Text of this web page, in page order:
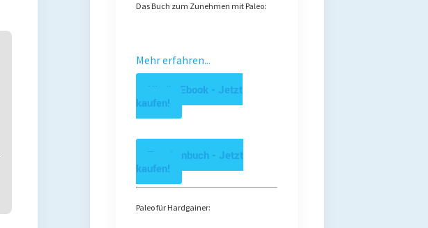
Das Buch zum Zunehmen mit Paleo:
Mehr erfahren...
Kindle Ebook - Jetzt
kaufen!
Taschenbuch - Jetzt
kaufen!
Paleo für Hardgainer: